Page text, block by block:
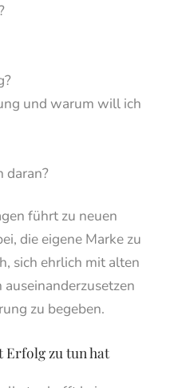
und warum will ich
daran?
führt zu neuen
die eigene Marke zu
sich ehrlich mit alten
zu begeben.
Erfolg zu tun hat